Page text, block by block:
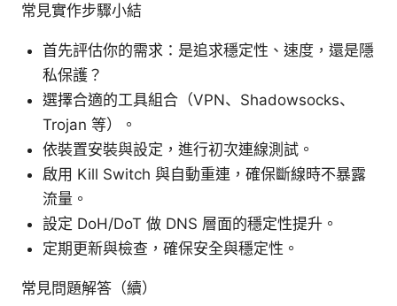
常見實作步驟小結
首先評估你的需求：是追求穩定性、速度，還是隱
私保護？
選擇合適的工具組合（VPN、Shadowsocks、
Trojan 等）。
依裝置安裝與設定，進行初次連線測試。
啟用 Kill Switch 與自動重連，確保斷線時不暴露
流量。
設定 DoH/DoT 做 DNS 層面的穩定性提升。
定期更新與檢查，確保安全與穩定性。
常見問題解答（續）